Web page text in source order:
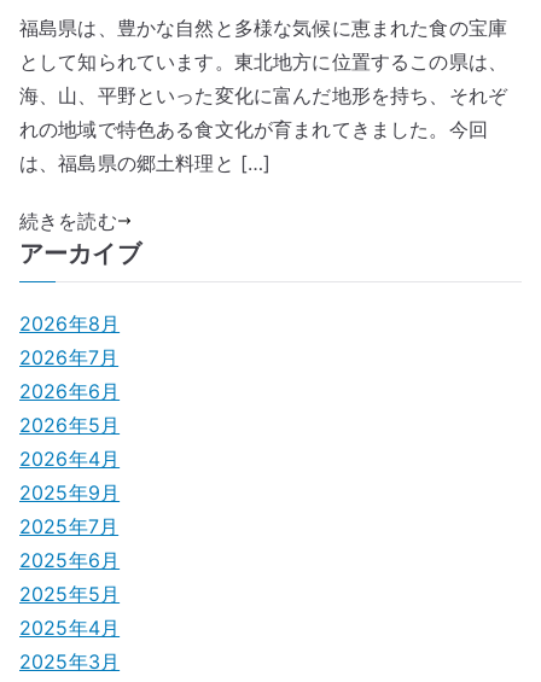
福島県は、豊かな自然と多様な気候に恵まれた食の宝庫
として知られています。東北地方に位置するこの県は、
海、山、平野といった変化に富んだ地形を持ち、それぞ
れの地域で特色ある食文化が育まれてきました。今回
は、福島県の郷土料理と […]
続きを読む
アーカイブ
2026年8月
2026年7月
2026年6月
2026年5月
2026年4月
2025年9月
2025年7月
2025年6月
2025年5月
2025年4月
2025年3月